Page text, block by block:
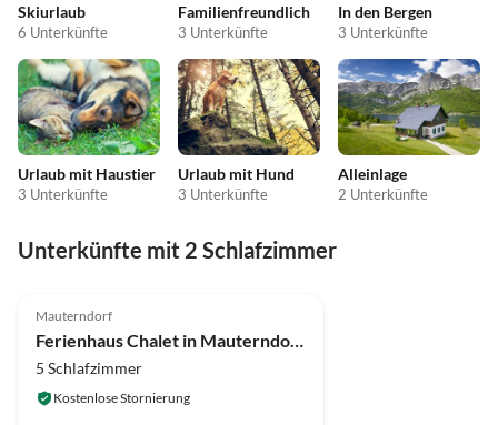
Skiurlaub
6 Unterkünfte
Familienfreundlich
3 Unterkünfte
In den Bergen
3 Unterkünfte
Urlaub mit Haustier
3 Unterkünfte
Urlaub mit Hund
3 Unterkünfte
Alleinlage
2 Unterkünfte
Unterkünfte mit 2 Schlafzimmer
Mauterndorf
Ferienhaus Chalet in Mauterndorf nahe Skilift
5 Schlafzimmer
Kostenlose Stornierung